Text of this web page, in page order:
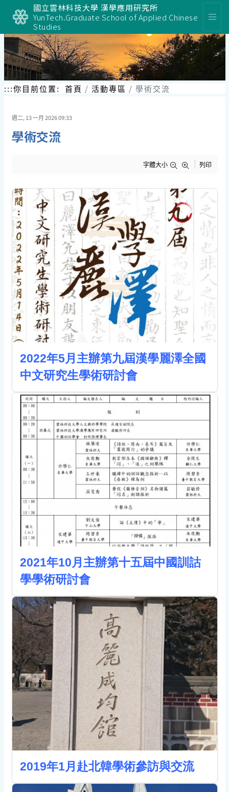
要
內
容
區
塊
國立雲林科技大學 漢學應用研究所
YunTech.Graduate School of Applied Chinese
Studies
:::你目前位置: 首頁 活動專區 學術交流
週二, 13 一月 2026 09:33
學術交流
字體大小 列印
2022年5月主辦第九屆漢學麗澤全國
中文研究生學術研討會
2021年10月主辦第十五屆中國訓詁
學學術研討會
2019年1月赴北韓學術參訪與交流